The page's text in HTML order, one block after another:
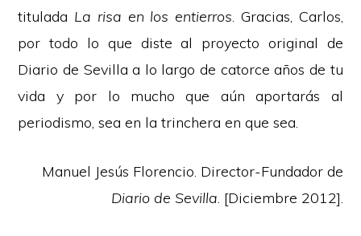
titulada La risa en los entierros. Gracias, Carlos,
por todo lo que diste al proyecto original de
Diario de Sevilla a lo largo de catorce años de tu
vida y por lo mucho que aún aportarás al
periodismo, sea en la trinchera en que sea.
Manuel Jesús Florencio. Director-Fundador de
Diario de Sevilla. [Diciembre 2012].